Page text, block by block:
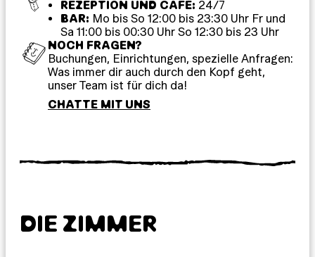
REZEPTION UND CAFÈ: 24/7
BAR: Mo bis So 12:00 bis 23:30 Uhr Fr und
Sa 11:00 bis 00:30 Uhr So 12:30 bis 23 Uhr
NOCH FRAGEN?
Buchungen, Einrichtungen, spezielle Anfragen:
Was immer dir auch durch den Kopf geht,
unser Team ist für dich da!
CHATTE MIT UNS
DIE ZIMMER